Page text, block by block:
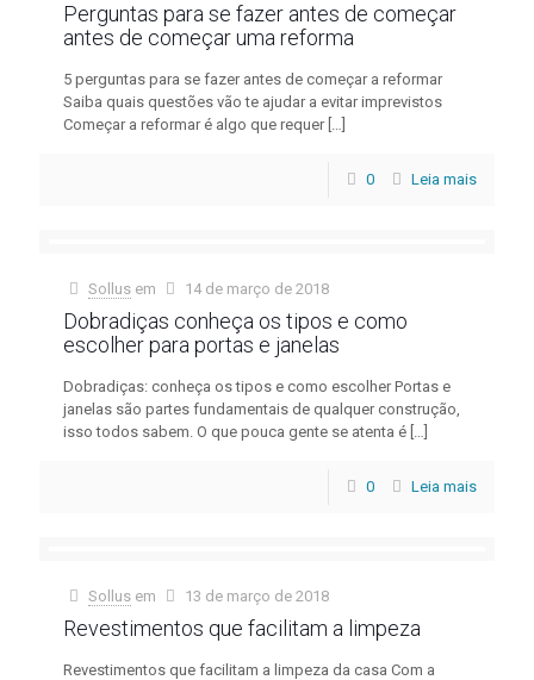
Perguntas para se fazer antes de começar
antes de começar uma reforma
5 perguntas para se fazer antes de começar a reformar
Saiba quais questões vão te ajudar a evitar imprevistos
Começar a reformar é algo que requer[…]
0 Leia mais
Sollus em 14 de março de 2018
Dobradiças conheça os tipos e como
escolher para portas e janelas
Dobradiças: conheça os tipos e como escolher Portas e
janelas são partes fundamentais de qualquer construção,
isso todos sabem. O que pouca gente se atenta é […]
0 Leia mais
Sollus em 13 de março de 2018
Revestimentos que facilitam a limpeza
Revestimentos que facilitam a limpeza da casa Com a